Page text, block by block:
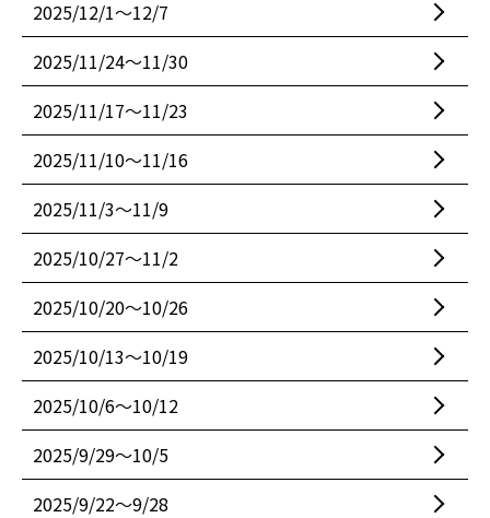
2025/12/1〜12/7
2025/11/24〜11/30
2025/11/17〜11/23
2025/11/10〜11/16
2025/11/3〜11/9
2025/10/27〜11/2
2025/10/20〜10/26
2025/10/13〜10/19
2025/10/6〜10/12
2025/9/29〜10/5
2025/9/22〜9/28